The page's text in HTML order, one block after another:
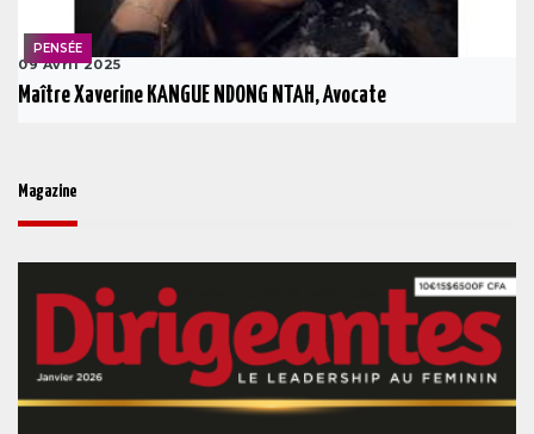
PENSÉE
09 Avril 2025
Maître Xaverine KANGUE NDONG NTAH, Avocate
Magazine